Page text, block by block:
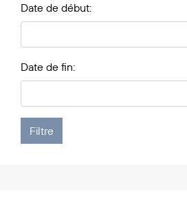
Date de début:
Date de fin: